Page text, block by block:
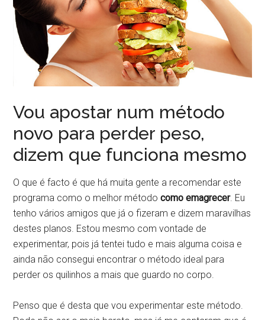
Vou apostar num método
novo para perder peso,
dizem que funciona mesmo
O que é facto é que há muita gente a recomendar este
programa como o melhor métodocomo emagrecer. Eu
tenho vários amigos que já o fizeram e dizem maravilhas
destes planos. Estou mesmo com vontade de
experimentar, pois já tentei tudo e mais alguma coisa e
ainda não consegui encontrar o método ideal para
perder os quilinhos a mais que guardo no corpo.
Penso que é desta que vou experimentar este método.